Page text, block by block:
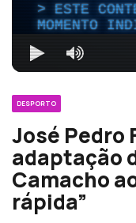
ESTE
MOMENTO
DESPORTO
José Pedro
adaptação
Camacho
rápida”